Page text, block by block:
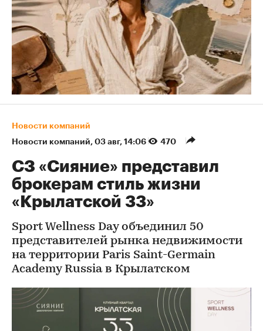
Новости компаний
Новости компаний⁠, 03 авг, 14:06 470
СЗ «Сияние» представил
брокерам стиль жизни
«Крылатской 33»
Sport Wellness Day объединил 50
представителей рынка недвижимости
на территории Paris Saint-Germain
Academy Russia в Крылатском